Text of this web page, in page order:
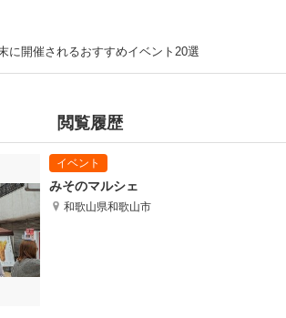
に開催されるおすすめイベント20選
閲覧履歴
みそのマルシェ
和歌山県和歌山市